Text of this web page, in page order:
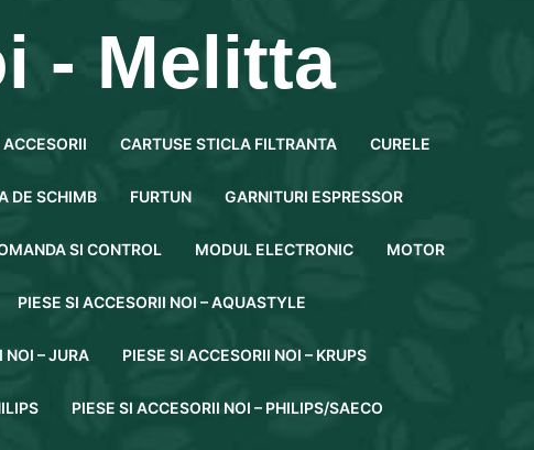
- Melitta
CARTUSE STICLA FILTRANTA CURELE
DE SCHIMB FURTUN GARNITURI ESPRESSOR
SI CONTROL MODUL ELECTRONIC MOTOR
PIESE SI ACCESORII NOI – AQUASTYLE
NOI – JURA PIESE SI ACCESORII NOI – KRUPS
PIESE SI ACCESORII NOI – PHILIPS/SAECO